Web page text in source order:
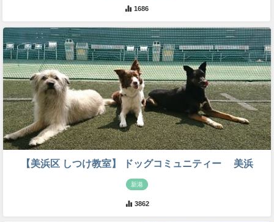
1686
【美浜区 しつけ教室】 ドッグコミュニティー 美浜
新港
3862